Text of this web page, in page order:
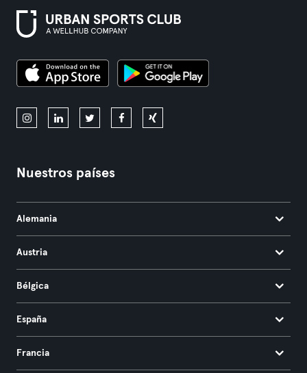
Nuestros países
Alemania
Austria
Bélgica
España
Francia